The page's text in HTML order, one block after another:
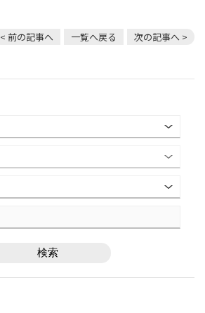
< 前の記事へ 一覧へ戻る 次の記事へ >